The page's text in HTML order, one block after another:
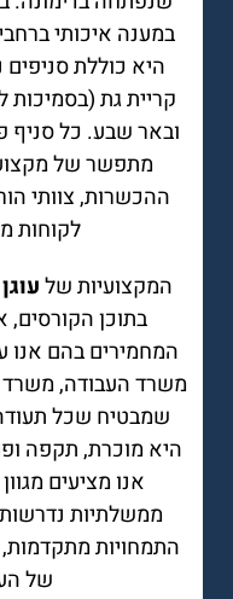
במענה איכותי
היא כוללת סניפים
קריית גת (בסמיכות
ובאר שבע. כל סניף
מתפשר של
ההכשרות, צוותי
לקוחות
המקצועיות שלעוגן
בתוכן הקורסים,
המחמירים בהם אנו
משרד העבודה, משרד
שמבטיח שכל תעודה
היא מוכרת, תקפה
אנו מציעים מגוון
ממשלתיות נדרשות,
התמחויות מתקדמות,
של